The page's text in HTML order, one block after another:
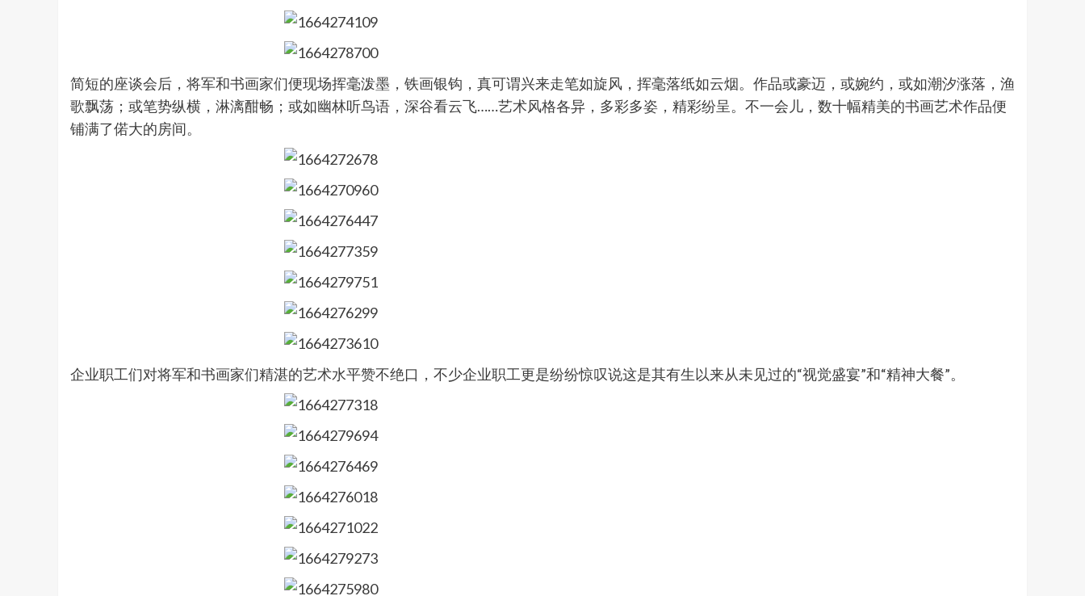
简短的座谈会后，将军和书画家们便现场挥毫泼墨，铁画银钩，真可谓兴来走笔如旋风，挥毫落纸如云烟。作品或豪迈，或婉约，或如潮汐涨落，渔
歌飘荡；或笔势纵横，淋漓酣畅；或如幽林听鸟语，深谷看云飞……艺术风格各异，多彩多姿，精彩纷呈。不一会儿，数十幅精美的书画艺术作品便
铺满了偌大的房间。
企业职工们对将军和书画家们精湛的艺术水平赞不绝口，不少企业职工更是纷纷惊叹说这是其有生以来从未见过的“视觉盛宴”和“精神大餐”。